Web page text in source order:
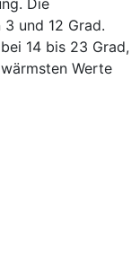
Die
und 12 Grad.
14 bis 23 Grad,
Werte